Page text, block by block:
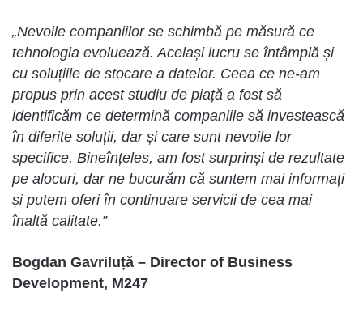
„Nevoile companiilor se schimbă pe măsură ce
tehnologia evoluează. Același lucru se întâmplă și
cu soluțiile de stocare a datelor. Ceea ce ne-am
propus prin acest studiu de piață a fost să
identificăm ce determină companiile să investească
în diferite soluții, dar și care sunt nevoile lor
specifice. Bineînțeles, am fost surprinși de rezultate
pe alocuri, dar ne bucurăm că suntem mai informați
și putem oferi în continuare servicii de cea mai
înaltă calitate.”
Bogdan Gavriluță – Director of Business
Development, M247